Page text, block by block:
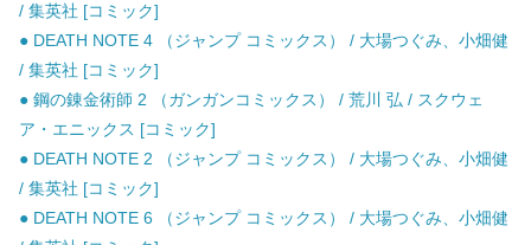
/ 集英社 [コミック]
● DEATH NOTE 4 （ジャンプ コミックス） / 大場つぐみ、小畑健
/ 集英社 [コミック]
● 鋼の錬金術師 2 （ガンガンコミックス） / 荒川 弘 / スクウェ
ア・エニックス [コミック]
● DEATH NOTE 2 （ジャンプ コミックス） / 大場つぐみ、小畑健
/ 集英社 [コミック]
● DEATH NOTE 6 （ジャンプ コミックス） / 大場つぐみ、小畑健